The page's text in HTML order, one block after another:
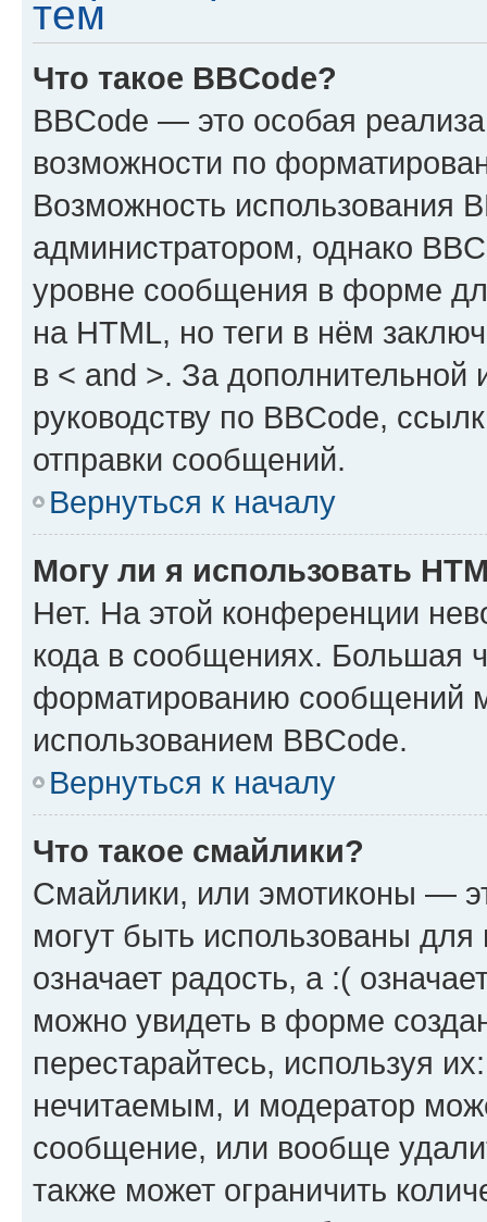
тем
Что такое BBCode?
BBCode — это особая
возможности по
Возможность использования
администратором, однако
уровне сообщения в форме
на HTML, но теги в нём
в < and >. За
руководству по BBCode,
отправки сообщений.
Вернуться к началу
Могу ли я использовать
Нет. На этой конференции
кода в сообщениях. Большая
форматированию сообщений
использованием BBCode.
Вернуться к началу
Что такое смайлики?
Смайлики, или эмотиконы —
могут быть использованы
означает радость, а :(
можно увидеть в форме
перестарайтесь, используя
нечитаемым, и модератор
сообщение, или вообще
также может ограничить